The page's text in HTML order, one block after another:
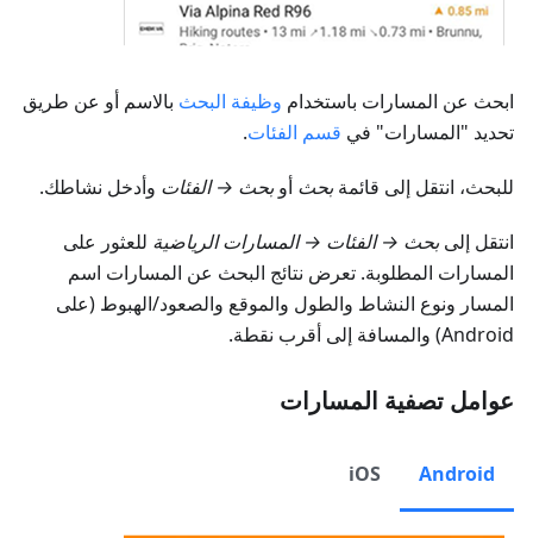
ابحث عن المسارات باستخدام وظيفة البحث بالاسم أو عن طريق
تحديد "المسارات" في قسم الفئات.
للبحث، انتقل إلى قائمة بحث أو بحث → الفئات وأدخل نشاطك.
انتقل إلى بحث → الفئات → المسارات الرياضية للعثور على
المسارات المطلوبة. تعرض نتائج البحث عن المسارات اسم
المسار ونوع النشاط والطول والموقع والصعود/الهبوط (على
Android) والمسافة إلى أقرب نقطة.
عوامل تصفية المسارات
Android
iOS